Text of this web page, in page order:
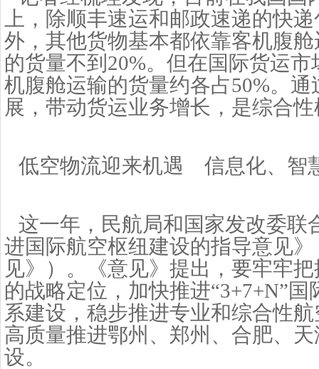
上，除顺丰速运和邮政速递的快
外，其他货物基本都依靠客机腹
的货量不到 20%。但在国际货运
机腹舱运输的货量约各占50%。
展，带动货运业务增长，是综合
低空物流迎来机遇 信息化、智
这一年，民航局和国家发改委联
进国际航空枢纽建设的指导意见
见》）。《意见》提出，要牢牢
的战略定位，加快推进“3+7+N”
系建设，稳步推进专业和综合性
高质量推进鄂州、郑州、合肥、
设。